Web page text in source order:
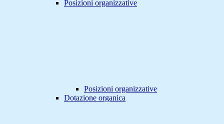
Posizioni organizzative
Posizioni organizzative
Dotazione organica